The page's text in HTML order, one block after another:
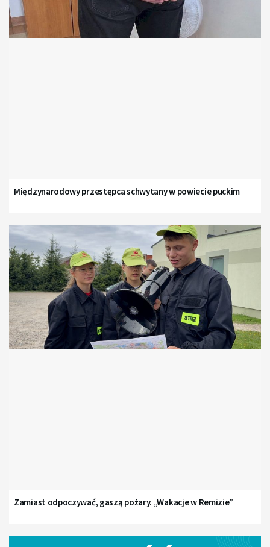
Międzynarodowy przestępca schwytany w powiecie puckim
Zamiast odpoczywać, gaszą pożary. „Wakacje w Remizie”